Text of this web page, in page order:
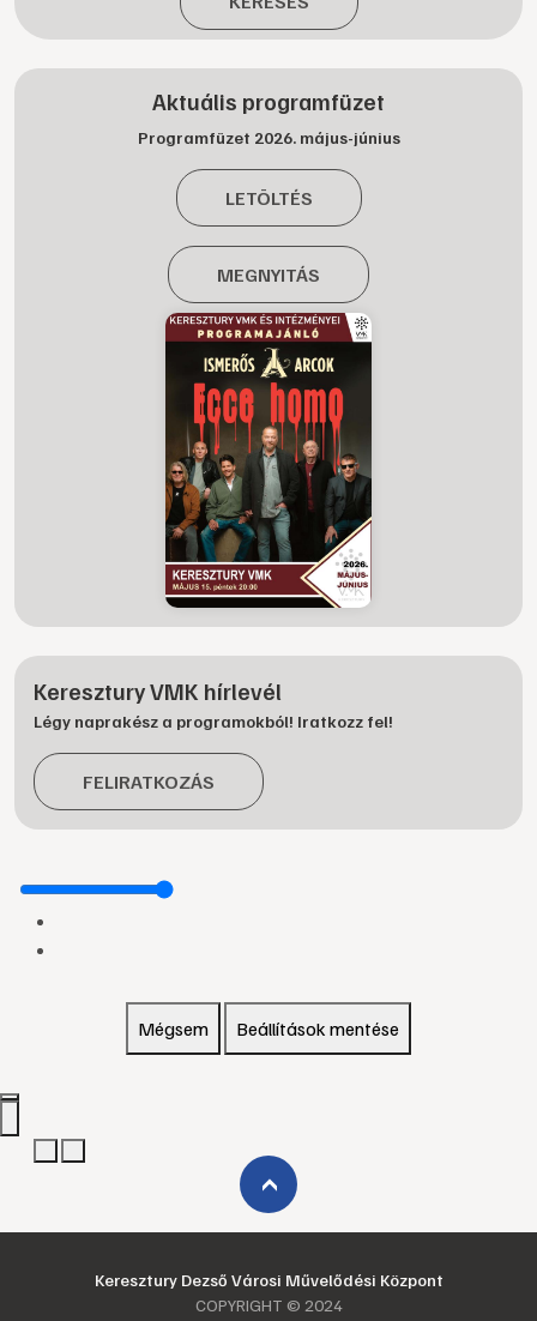
Aktuális programfüzet
Programfüzet 2026. május-június
LETÖLTÉS
MEGNYITÁS
Keresztury VMK hírlevél
Légy naprakész a programokból! Iratkozz fel!
FELIRATKOZÁS
Mégsem Beállítások mentése
›
Keresztury Dezső Városi Művelődési Központ
COPYRIGHT © 2024